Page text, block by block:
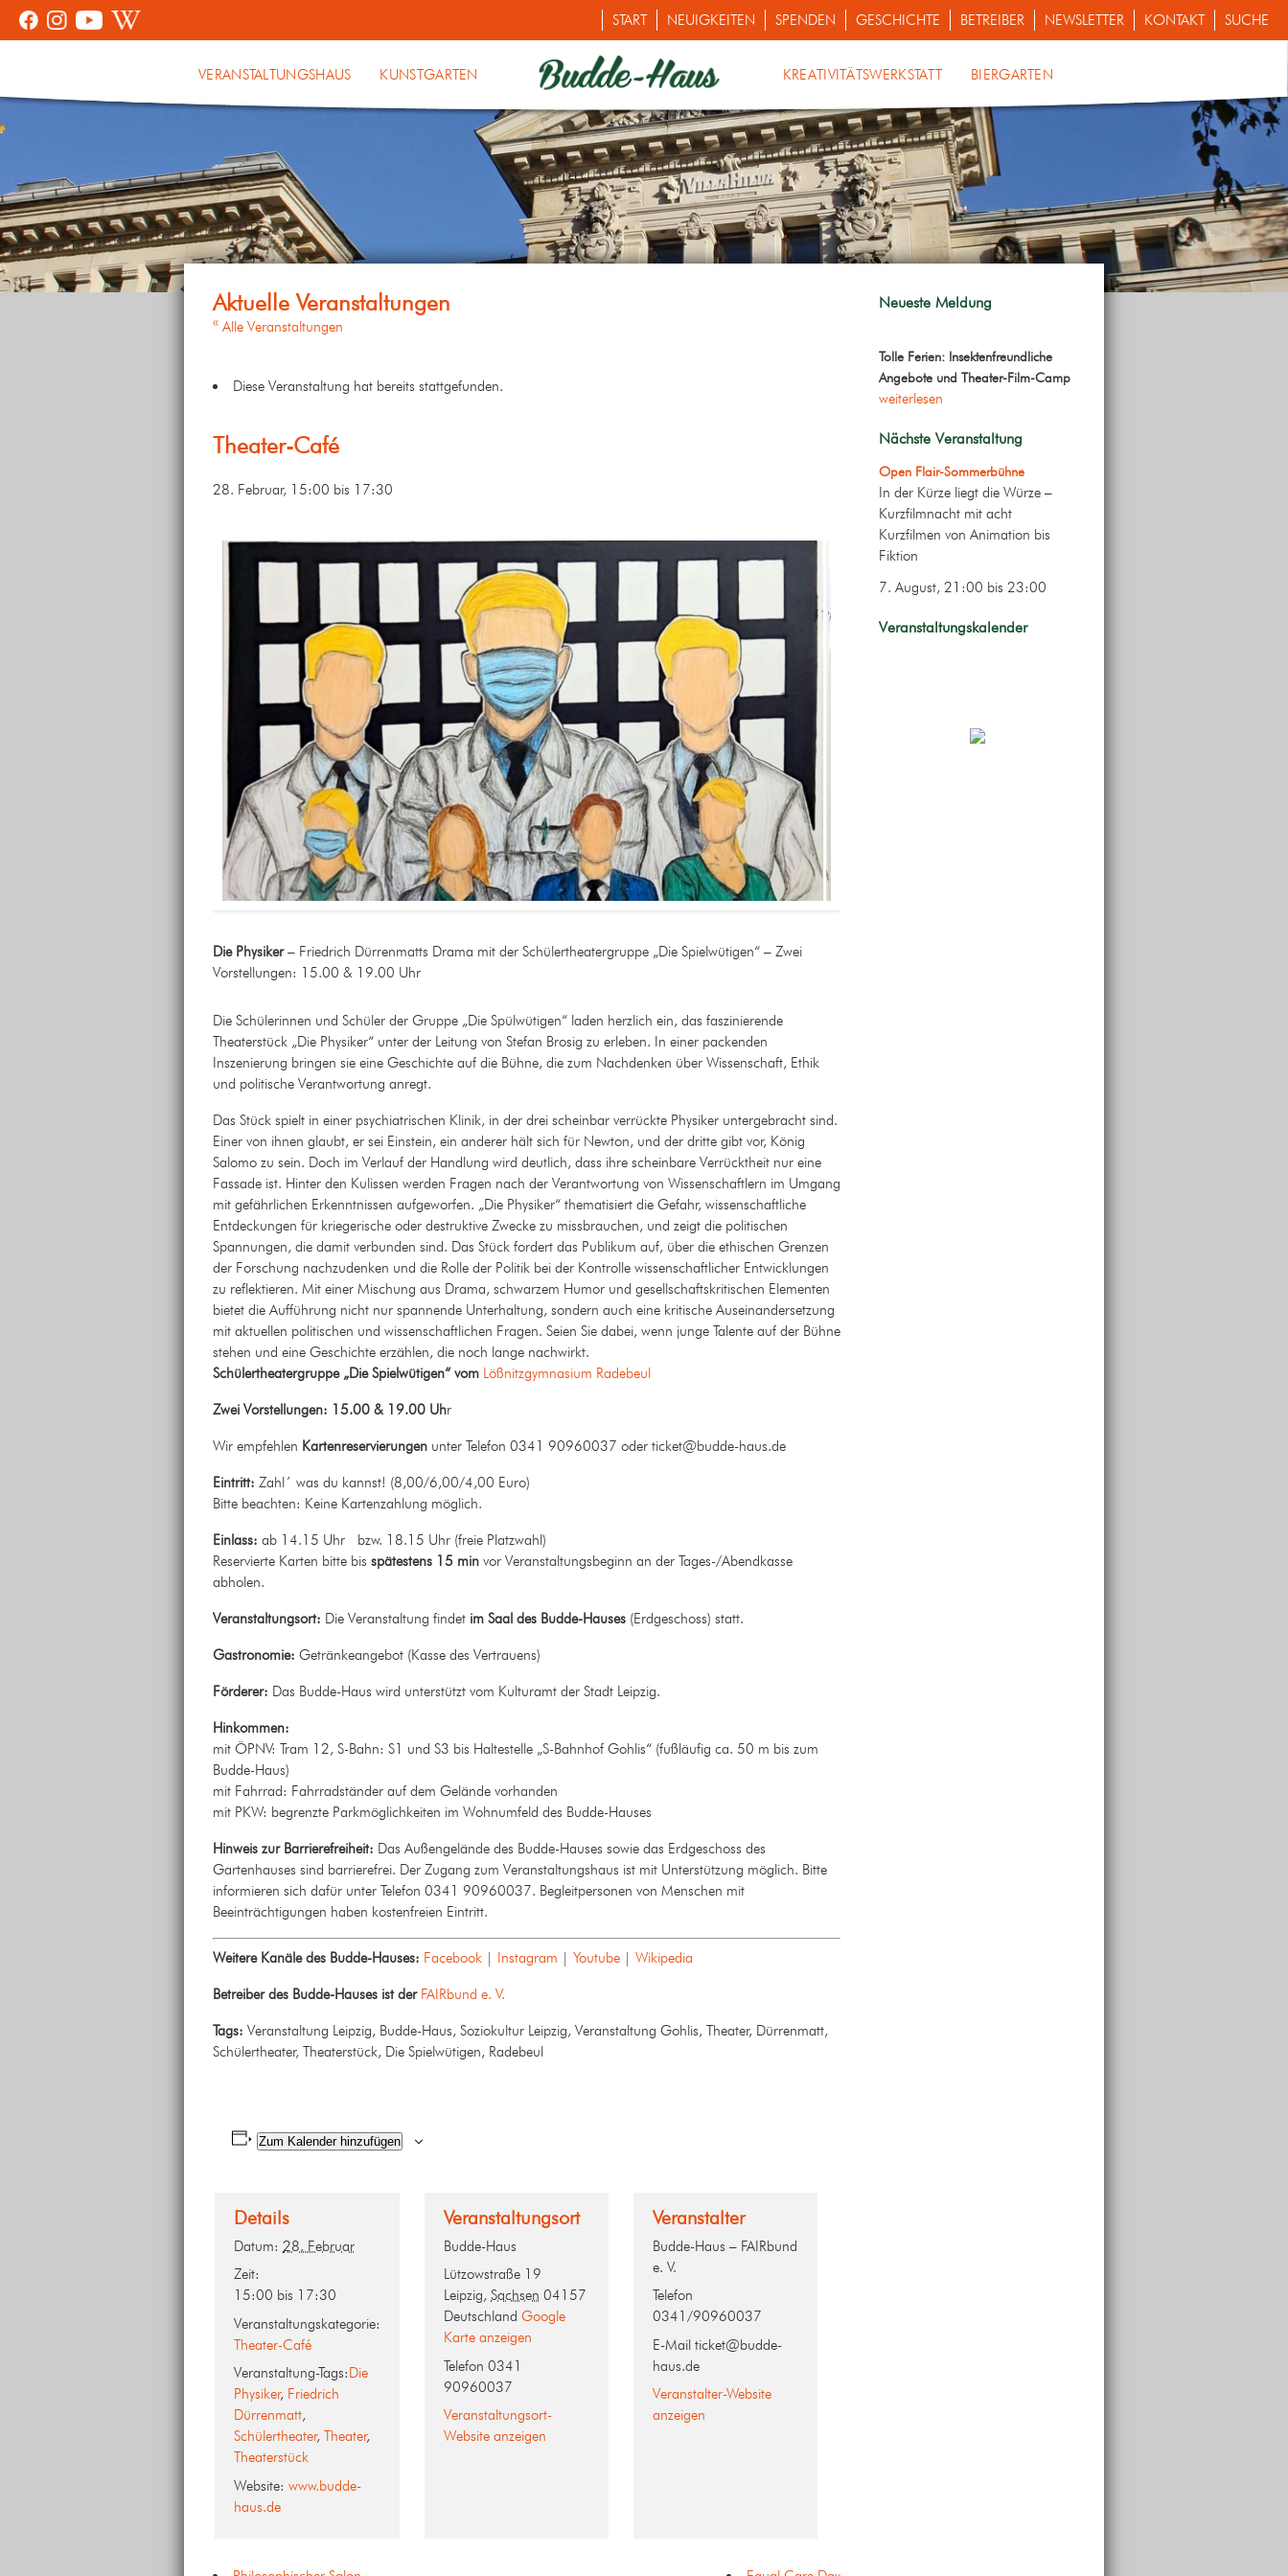
START NEUIGKEITEN SPENDEN GESCHICHTE BETREIBER NEWSLETTER KONTAKT SUCHE
VERANSTALTUNGSHAUS KUNSTGARTEN KREATIVITÄTSWERKSTATT BIERGARTEN
« Alle Veranstaltungen
Diese Veranstaltung hat bereits stattgefunden.
Theater-Café
28. Februar, 15:00 bis 17:30
Die Physiker– Friedrich Dürrenmatts Drama mit der Schülertheatergruppe „Die Spielwütigen“ – Zwei
Vorstellungen: 15.00 & 19.00 Uhr
Die Schülerinnen und Schüler der Gruppe „Die Spülwütigen“ laden herzlich ein, das faszinierende
Theaterstück „Die Physiker“ unter der Leitung von Stefan Brosig zu erleben. In einer packenden
Inszenierung bringen sie eine Geschichte auf die Bühne, die zum Nachdenken über Wissenschaft, Ethik
und politische Verantwortung anregt.
Das Stück spielt in einer psychiatrischen Klinik, in der drei scheinbar verrückte Physiker untergebracht sind.
Einer von ihnen glaubt, er sei Einstein, ein anderer hält sich für Newton, und der dritte gibt vor, König
Salomo zu sein. Doch im Verlauf der Handlung wird deutlich, dass ihre scheinbare Verrücktheit nur eine
Fassade ist. Hinter den Kulissen werden Fragen nach der Verantwortung von Wissenschaftlern im Umgang
mit gefährlichen Erkenntnissen aufgeworfen. „Die Physiker“ thematisiert die Gefahr, wissenschaftliche
Entdeckungen für kriegerische oder destruktive Zwecke zu missbrauchen, und zeigt die politischen
Spannungen, die damit verbunden sind. Das Stück fordert das Publikum auf, über die ethischen Grenzen
der Forschung nachzudenken und die Rolle der Politik bei der Kontrolle wissenschaftlicher Entwicklungen
zu reflektieren. Mit einer Mischung aus Drama, schwarzem Humor und gesellschaftskritischen Elementen
bietet die Aufführung nicht nur spannende Unterhaltung, sondern auch eine kritische Auseinandersetzung
mit aktuellen politischen und wissenschaftlichen Fragen. Seien Sie dabei, wenn junge Talente auf der Bühne
stehen und eine Geschichte erzählen, die noch lange nachwirkt.
Schülertheatergruppe „Die Spielwütigen“ vom Lößnitzgymnasium Radebeul
Zwei Vorstellungen: 15.00 & 19.00 Uhr
Wir empfehlen Kartenreservierungen unter Telefon 0341 90960037 oder ticket@budde-haus.de
Eintritt: Zahl´ was du kannst! (8,00/6,00/4,00 Euro)
Bitte beachten: Keine Kartenzahlung möglich.
Einlass: ab 14.15 Uhr bzw. 18.15 Uhr (freie Platzwahl)
Reservierte Karten bitte bis spätestens 15 min vor Veranstaltungsbeginn an der Tages-/Abendkasse
abholen.
Veranstaltungsort: Die Veranstaltung findet im Saal des Budde-Hauses (Erdgeschoss) statt.
Gastronomie: Getränkeangebot (Kasse des Vertrauens)
Förderer: Das Budde-Haus wird unterstützt vom Kulturamt der Stadt Leipzig.
Hinkommen:
mit ÖPNV: Tram 12, S-Bahn: S1 und S3 bis Haltestelle „S-Bahnhof Gohlis“ (fußläufig ca. 50 m bis zum
Budde-Haus)
mit Fahrrad: Fahrradständer auf dem Gelände vorhanden
mit PKW: begrenzte Parkmöglichkeiten im Wohnumfeld des Budde-Hauses
Hinweis zur Barrierefreiheit: Das Außengelände des Budde-Hauses sowie das Erdgeschoss des
Gartenhauses sind barrierefrei. Der Zugang zum Veranstaltungshaus ist mit Unterstützung möglich. Bitte
informieren sich dafür unter Telefon 0341 90960037. Begleitpersonen von Menschen mit
Beeinträchtigungen haben kostenfreien Eintritt.
Weitere Kanäle des Budde-Hauses: Facebook | Instagram | Youtube | Wikipedia
Betreiber des Budde-Hauses ist der FAIRbund e. V.
Tags: Veranstaltung Leipzig, Budde-Haus, Soziokultur Leipzig, Veranstaltung Gohlis, Theater, Dürrenmatt,
Schülertheater, Theaterstück, Die Spielwütigen, Radebeul
Zum Kalender hinzufügen
Details
Datum: 28. Februar
Zeit:
15:00 bis 17:30
Veranstaltungskategorie:
Theater-Café
Veranstaltung-Tags: Die
Physiker, Friedrich
Dürrenmatt,
Schülertheater, Theater,
Theaterstück
Website: www.budde-
haus.de
Veranstaltungsort
Budde-Haus
Lützowstraße 19
Leipzig, Sachsen 04157
Deutschland Google
Karte anzeigen
Telefon 0341
90960037
Veranstaltungsort-
Website anzeigen
Veranstalter
Budde-Haus – FAIRbund
e. V.
Telefon
0341/90960037
E-Mail ticket@budde-
haus.de
Veranstalter-Website
anzeigen
Neueste Meldung
Tolle Ferien: Insektenfreundliche
Angebote und Theater-Film-Camp
weiterlesen
Nächste Veranstaltung
Open Flair-Sommerbühne
In der Kürze liegt die Würze –
Kurzfilmnacht mit acht
Kurzfilmen von Animation bis
Fiktion
7. August, 21:00 bis 23:00
Veranstaltungskalender